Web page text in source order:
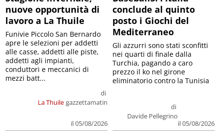
nuove opportunità di
lavoro a La Thuile
La Thuile
di
gazzettamatin
il 05/08/2026
Funivie Piccolo San Bernardo
apre le selezioni per addetti
alle casse, addetti alle piste,
addetti agli impianti,
conduttori e meccanici di
mezzi batt...
conclude al quinto
posto i Giochi del
Mediterraneo
di
Davide Pellegrino
il 05/08/2026
Gli azzurri sono stati sconfitti
nei quarti di finale dalla
Turchia, pagando a caro
prezzo il ko nel girone
eliminatorio contro la Tunisia